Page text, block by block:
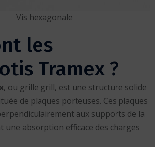
Vis hexagonale
les
Tramex ?
, ou grille grill, est une structure solide
de plaques porteuses. Ces plaques
aux supports de la
une absorption efficace des charges